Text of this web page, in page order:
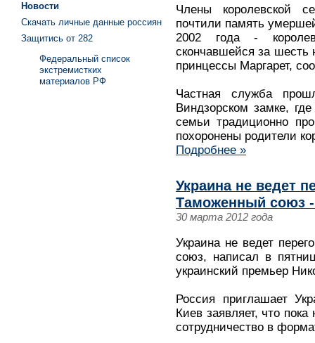
Члены королевской
почтили память
2002 года -
скончавшейся за шесть
принцессы Маргарет,
Частная служба
Виндзорском замке,
семьи традиционно
похоронены родители
Подробнее »
Украина не ведет
Таможенный союз
30 марта 2012 года
Украина не ведет
союз, написал в
украинский премьер
Россия приглашает
Киев заявляет, что
сотрудничество в
Новости
Скачать личные данные россиян
Защитись от 282
Федеральный список
экстремистких
материалов РФ